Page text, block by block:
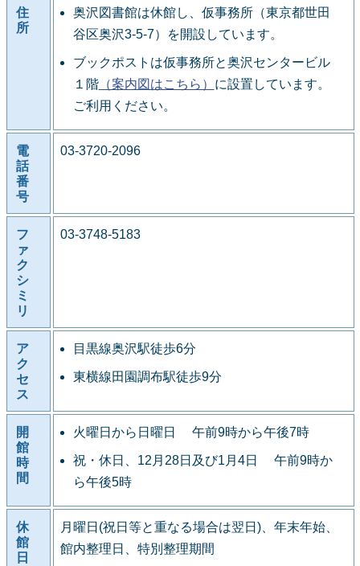
住
所
奥沢図書館は休館し、仮事務所（東京都世田
谷区奥沢3-5-7）を開設しています。
ブックポストは仮事務所と奥沢センタービル
１階（案内図はこちら） に設置しています。
ご利用ください。
電
話
番
号
03-3720-2096
フ
ァ
ク
シ
ミ
リ
03-3748-5183
ア
ク
セ
ス
目黒線奥沢駅徒歩6分
東横線田園調布駅徒歩9分
開
館
時
間
火曜日から日曜日 午前9時から午後7時
祝・休日、12月28日及び1月4日 午前9時か
ら午後5時
休
館
日
月曜日(祝日等と重なる場合は翌日)、年末年始、
館内整理日、特別整理期間